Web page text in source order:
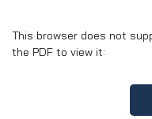
This browser does not
the PDF to view it: